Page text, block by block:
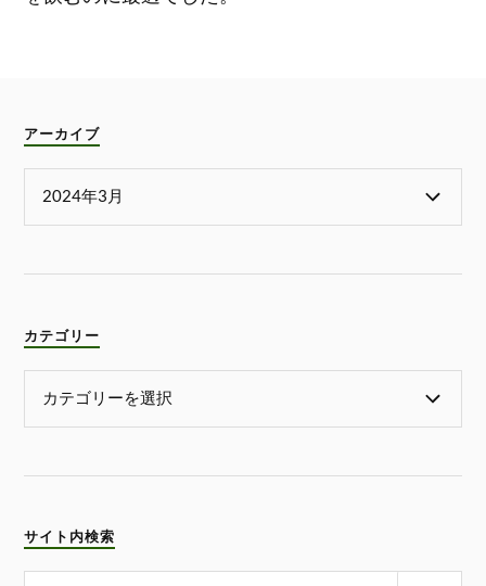
アーカイブ
カテゴリー
サイト内検索